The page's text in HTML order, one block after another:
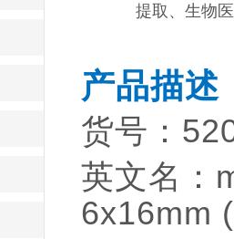
提取、生物
产品描述
货号：
英文名：